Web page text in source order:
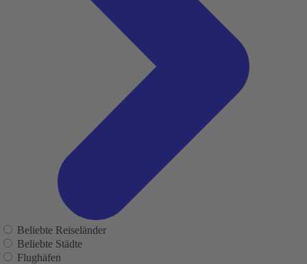
Beliebte Reiseländer
Beliebte Städte
Flughäfen